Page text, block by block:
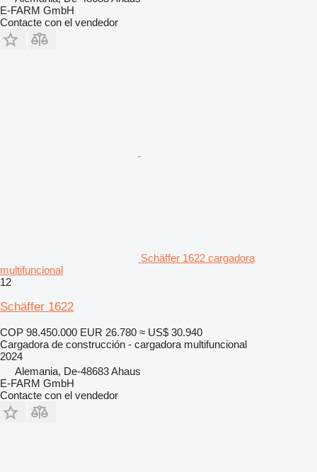
E-FARM GmbH
Contacte con el vendedor
Schäffer 1622 cargadora
multifuncional
12
Schäffer 1622
COP 98.450.000 EUR 26.780 ≈ US$ 30.940
Cargadora de construcción - cargadora multifuncional
2024
Alemania, De-48683 Ahaus
E-FARM GmbH
Contacte con el vendedor